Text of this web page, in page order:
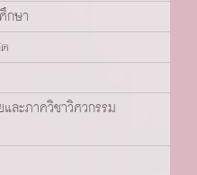
กษา
ะภาควิชาวิศวกรรม